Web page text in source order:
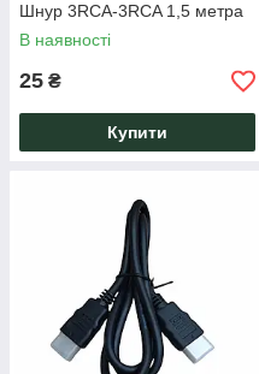
Шнур 3RCA-3RCA 1,5 метра
В наявності
25 ₴
Купити